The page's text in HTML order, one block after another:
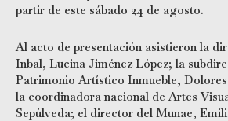
partir de este sábado 24 de agosto.
Al acto de presentación asistieron la
Inbal, Lucina Jiménez López; la
Patrimonio Artístico Inmueble,
la coordinadora nacional de Artes
Sepúlveda; el director del Munae,